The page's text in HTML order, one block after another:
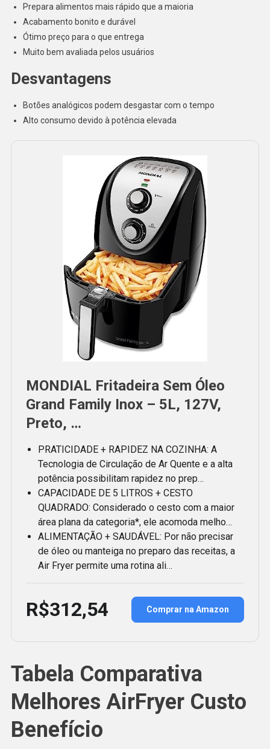
Prepara alimentos mais rápido que a maioria
Acabamento bonito e durável
Ótimo preço para o que entrega
Muito bem avaliada pelos usuários
Desvantagens
Botões analógicos podem desgastar com o tempo
Alto consumo devido à potência elevada
MONDIAL Fritadeira Sem Óleo
Grand Family Inox – 5L, 127V,
Preto, …
PRATICIDADE + RAPIDEZ NA COZINHA: A
Tecnologia de Circulação de Ar Quente e a alta
potência possibilitam rapidez no prep…
CAPACIDADE DE 5 LITROS + CESTO
QUADRADO: Considerado o cesto com a maior
área plana da categoria*, ele acomoda melho…
ALIMENTAÇÃO + SAUDÁVEL: Por não precisar
de óleo ou manteiga no preparo das receitas, a
Air Fryer permite uma rotina ali…
R$312,54 Comprar na Amazon
Tabela Comparativa
Melhores AirFryer Custo
Benefício